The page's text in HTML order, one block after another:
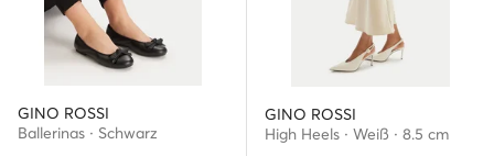
GINO ROSSI
Ballerinas · Schwarz
GINO ROSSI
High Heels · Weiß · 8.5 cm